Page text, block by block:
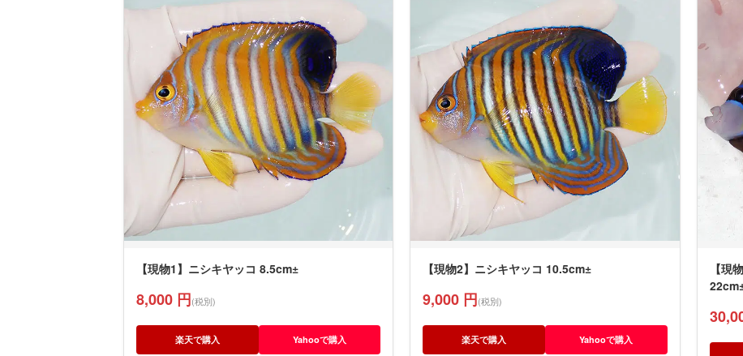
【現物1】ニシキヤッコ 8.5cm±
8,000 円(税別)
楽天で購入 Yahooで購入
【現物2】ニシキヤッコ 10.5cm±
9,000 円(税別)
楽天で購入 Yahooで購入
【現